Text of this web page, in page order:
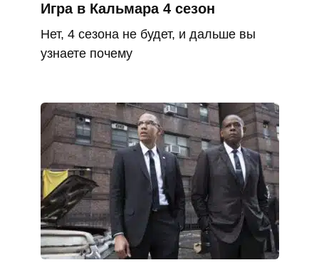
Игра в Кальмара 4 сезон
Нет, 4 сезона не будет, и дальше вы
узнаете почему